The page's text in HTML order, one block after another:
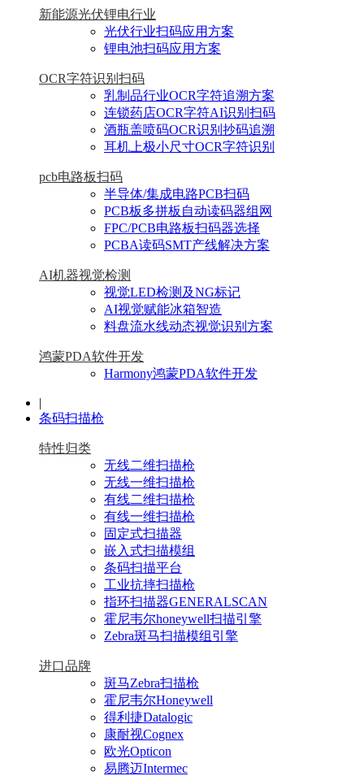
新能源光伏锂电行业
光伏行业扫码应用方案
锂电池扫码应用方案
OCR字符识别扫码
乳制品行业OCR字符追溯方案
连锁药店OCR字符AI识别扫码
酒瓶盖喷码OCR识别抄码追溯
耳机上极小尺寸OCR字符识别
pcb电路板扫码
半导体/集成电路PCB扫码
PCB板多拼板自动读码器组网
FPC/PCB电路板扫码器选择
PCBA读码SMT产线解决方案
AI机器视觉检测
视觉LED检测及NG标记
AI视觉赋能冰箱智造
料盘流水线动态视觉识别方案
鸿蒙PDA软件开发
Harmony鸿蒙PDA软件开发
|
条码扫描枪
特性归类
无线二维扫描枪
无线一维扫描枪
有线二维扫描枪
有线一维扫描枪
固定式扫描器
嵌入式扫描模组
条码扫描平台
工业抗摔扫描枪
指环扫描器GENERALSCAN
霍尼韦尔honeywell扫描引擎
Zebra斑马扫描模组引擎
进口品牌
斑马Zebra扫描枪
霍尼韦尔Honeywell
得利捷Datalogic
康耐视Cognex
欧光Opticon
易腾迈Intermec